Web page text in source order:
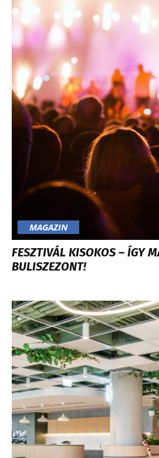
MAGAZIN
FESZTIVÁL KISOKOS – ÍGY
BULISZEZONT!